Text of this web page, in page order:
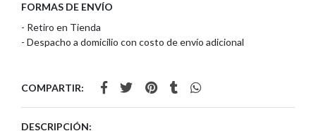
FORMAS DE ENVÍO
- Retiro en Tienda
- Despacho a domicilio con costo de envío adicional
COMPARTIR:
DESCRIPCIÓN: